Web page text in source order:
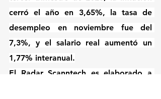
cerró el año en 3,65%, la tasa de
desempleo en noviembre fue del
7,3%, y el salario real aumentó un
1,77% interanual.
El Radar Scanntech es elaborado a